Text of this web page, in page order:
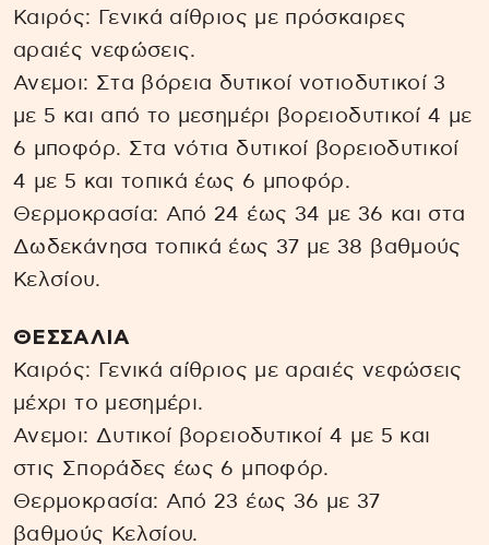
Καιρός: Γενικά αίθριος με πρόσκαιρες
αραιές νεφώσεις.
Ανεμοι: Στα βόρεια δυτικοί νοτιοδυτικοί 3
με 5 και από το μεσημέρι βορειοδυτικοί 4 με
6 μποφόρ. Στα νότια δυτικοί βορειοδυτικοί
4 με 5 και τοπικά έως 6 μποφόρ.
Θερμοκρασία: Από 24 έως 34 με 36 και στα
Δωδεκάνησα τοπικά έως 37 με 38 βαθμούς
Κελσίου.
ΘΕΣΣΑΛΙΑ
Καιρός: Γενικά αίθριος με αραιές νεφώσεις
μέχρι το μεσημέρι.
Ανεμοι: Δυτικοί βορειοδυτικοί 4 με 5 και
στις Σποράδες έως 6 μποφόρ.
Θερμοκρασία: Από 23 έως 36 με 37
βαθμούς Κελσίου.